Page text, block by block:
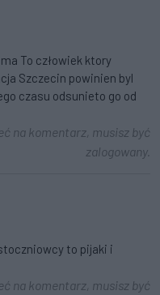
To człowiek ktory
Szczecin powinien byl
czasu odsunieto go od
na komentarz, musisz być
zalogowany.
to pijaki i
na komentarz, musisz być